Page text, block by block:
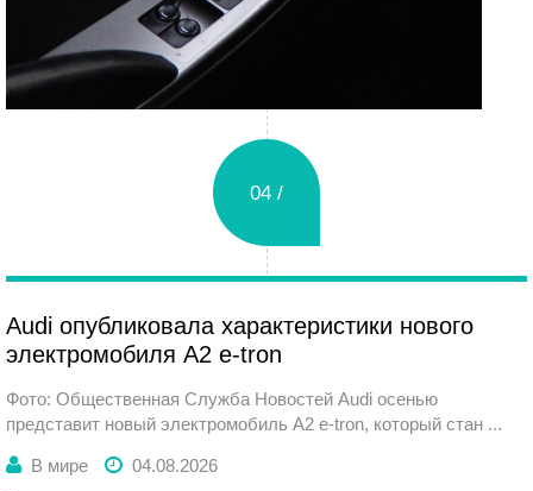
04 /
Audi опубликовала характеристики нового
электромобиля A2 e-tron
Фото: Общественная Служба Новостей Audi осенью
представит новый электромобиль A2 e-tron, который стан ...
В мире
04.08.2026